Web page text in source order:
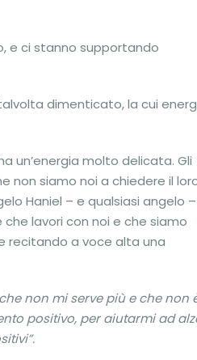
e ci stanno supportando
dimenticato, la cui
ha un’energia molto delicata. Gli
non siamo noi a chiedere il
Haniel – e qualsiasi angelo –
lavori con noi e che siamo
recitando a voce alta una
non mi serve più e che non
positivo, per aiutarmi ad